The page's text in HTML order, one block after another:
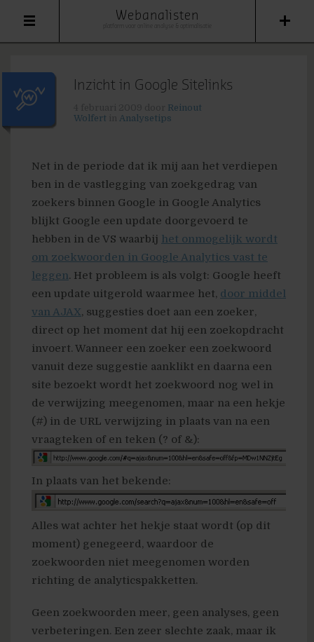
Webanalisten
Inzicht in Google Sitelinks
Reinout
Wolfert
Analysetips
Net in de periode dat ik mij aan het verdiepen
ben in de vastlegging van zoekgedrag van
zoekers binnen Google in Google Analytics
blijkt Google een update doorgevoerd te
hebben in de VS waarbij het onmogelijk wordt
om zoekwoorden in Google Analytics vast te
leggen. Het probleem is als volgt: Google heeft
een update uitgerold waarmee het, door middel
van AJAX, suggesties doet aan een zoeker,
direct op het moment dat hij een zoekopdracht
invoert. Wanneer een zoeker een zoekwoord
vanuit deze suggestie aanklikt en daarna een
site bezoekt wordt het zoekwoord nog wel in
de verwijzing meegenomen, maar na een hekje
(#) in de URL verwijzing in plaats van na een
vraagteken of en teken (? of &):
In plaats van het bekende:
Alles wat achter het hekje staat wordt (op dit
moment) genegeerd, waardoor de
zoekwoorden niet meegenomen worden
richting de analyticspakketten.
Geen zoekwoorden meer, geen analyses, geen
verbeteringen. Een zeer slechte zaak, maar ik